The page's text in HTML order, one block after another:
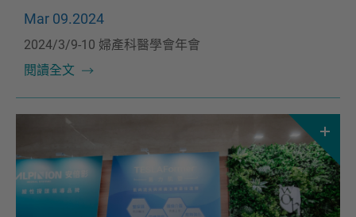
Mar 09.2024
2024/3/9-10 婦產科醫學會年會
閱讀全文